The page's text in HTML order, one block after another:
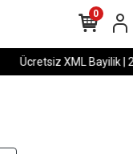
Ücretsiz XML Bayilik |
0